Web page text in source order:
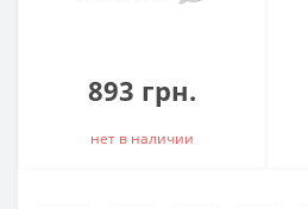
893 грн.
нет в наличии